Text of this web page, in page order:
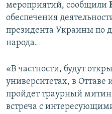
мероприятий, сообщили
обеспечения
президента Украины по
народа.
«В частности, будут
университетах, в Оттаве
пройдет траурный
встреча с